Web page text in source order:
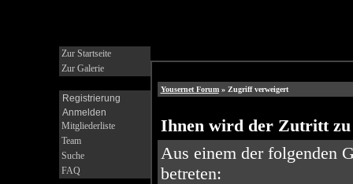
Zur Startseite
Zur Galerie
Registrierung
Anmelden
Mitgliederliste
Team
Suche
FAQ
Yousernet Forum» Zugriff verweigert
Ihnen wird der Zutritt zu
Aus einem der folgenden
betreten: